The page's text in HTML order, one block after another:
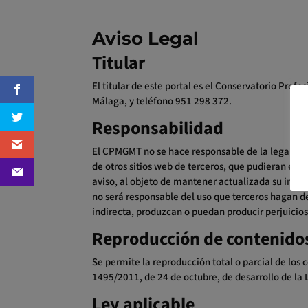
Aviso Legal
Titular
El titular de este portal es el Conservatorio
Málaga, y teléfono 951 298 372.
Responsabilidad
El CPMGMT no se hace responsable de la
de otros sitios web de terceros, que pudieran
aviso, al objeto de mantener actualizada su
no será responsable del uso que terceros
indirecta, produzcan o puedan producir
Reproducción de
Se permite la reproducción total o parcial de los
1495/2011, de 24 de octubre, de desarrollo de